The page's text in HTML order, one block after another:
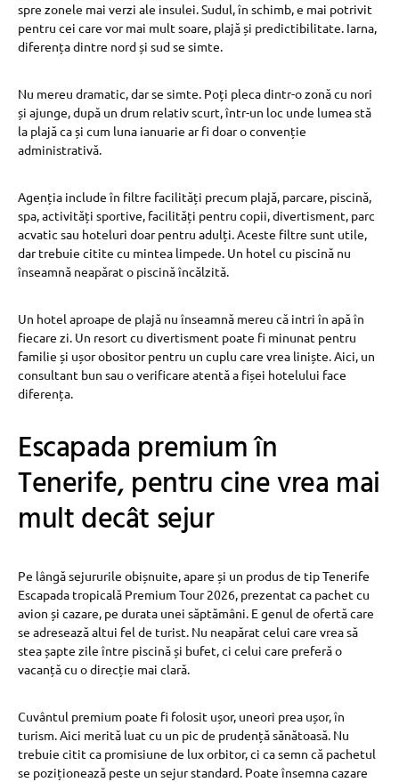
spre zonele mai verzi ale insulei. Sudul, în schimb, e mai potrivit
pentru cei care vor mai mult soare, plajă și predictibilitate. Iarna,
diferența dintre nord și sud se simte.
Nu mereu dramatic, dar se simte. Poți pleca dintr-o zonă cu nori
și ajunge, după un drum relativ scurt, într-un loc unde lumea stă
la plajă ca și cum luna ianuarie ar fi doar o convenție
administrativă.
Agenția include în filtre facilități precum plajă, parcare, piscină,
spa, activități sportive, facilități pentru copii, divertisment, parc
acvatic sau hoteluri doar pentru adulți. Aceste filtre sunt utile,
dar trebuie citite cu mintea limpede. Un hotel cu piscină nu
înseamnă neapărat o piscină încălzită.
Un hotel aproape de plajă nu înseamnă mereu că intri în apă în
fiecare zi. Un resort cu divertisment poate fi minunat pentru
familie și ușor obositor pentru un cuplu care vrea liniște. Aici, un
consultant bun sau o verificare atentă a fișei hotelului face
diferența.
Escapada premium în
Tenerife, pentru cine vrea mai
mult decât sejur
Pe lângă sejururile obișnuite, apare și un produs de tip Tenerife
Escapada tropicală Premium Tour 2026, prezentat ca pachet cu
avion și cazare, pe durata unei săptămâni. E genul de ofertă care
se adresează altui fel de turist. Nu neapărat celui care vrea să
stea șapte zile între piscină și bufet, ci celui care preferă o
vacanță cu o direcție mai clară.
Cuvântul premium poate fi folosit ușor, uneori prea ușor, în
turism. Aici merită luat cu un pic de prudență sănătoasă. Nu
trebuie citit ca promisiune de lux orbitor, ci ca semn că pachetul
se poziționează peste un sejur standard. Poate însemna cazare